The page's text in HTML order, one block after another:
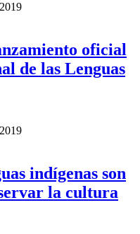
oficial
de las Lenguas
indígenas son
la cultura